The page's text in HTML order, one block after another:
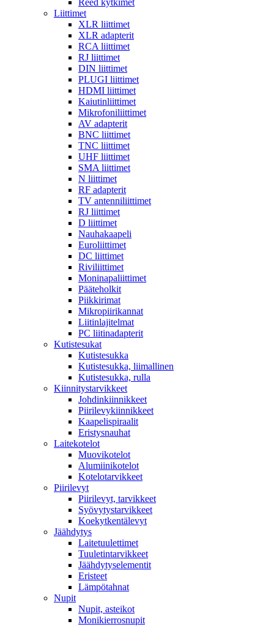
Reed kytkimet
Liittimet
XLR liittimet
XLR adapterit
RCA liittimet
RJ liittimet
DIN liittimet
PLUGI liittimet
HDMI liittimet
Kaiutinliittimet
Mikrofoniliittimet
AV adapterit
BNC liittimet
TNC liittimet
UHF liittimet
SMA liittimet
N liittimet
RF adapterit
TV antenniliittimet
RJ liittimet
D liittimet
Nauhakaapeli
Euroliittimet
DC liittimet
Riviliittimet
Moninapaliittimet
Pääteholkit
Piikkirimat
Mikropiirikannat
Liitinlajitelmat
PC liitinadapterit
Kutistesukat
Kutistesukka
Kutistesukka, liimallinen
Kutistesukka, rulla
Kiinnitystarvikkeet
Johdinkiinnikkeet
Piirilevykiinnikkeet
Kaapelispiraalit
Eristysnauhat
Laitekotelot
Muovikotelot
Alumiinikotelot
Kotelotarvikkeet
Piirilevyt
Piirilevyt, tarvikkeet
Syövytystarvikkeet
Koekytkentälevyt
Jäähdytys
Laitetuulettimet
Tuuletintarvikkeet
Jäähdytyselementit
Eristeet
Lämpötahnat
Nupit
Nupit, asteikot
Monikierrosnupit